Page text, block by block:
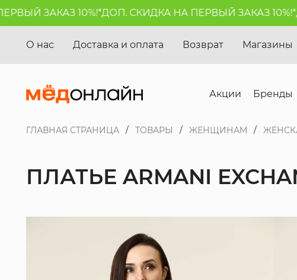
ЗАКАЗ 10%!*ДОП. СКИДКА НА ПЕРВЫЙ ЗАКАЗ 10%!*
О нас Доставка и оплата Возврат Магазины
Акции Бренды
ГЛАВНАЯ СТРАНИЦА ТОВАРЫ ЖЕНЩИНАМ
ПЛАТЬЕ ARMANI